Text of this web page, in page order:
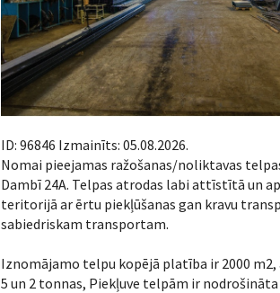
ID: 96846 Izmainīts: 05.08.2026.
Nomai pieejamas ražošanas/noliktavas
Dambī 24A. Telpas atrodas labi attīstītā un
teritorijā ar ērtu piekļūšanas gan kravu
sabiedriskam transportam.
Iznomājamo telpu kopējā platība ir 2000
5 un 2 tonnas, Piekļuve telpām ir